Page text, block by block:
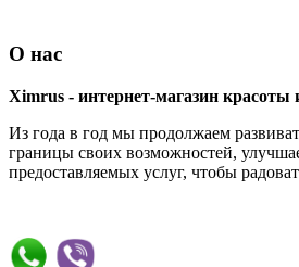
О нас
Ximrus - интернет-магазин красоты
Из года в год мы продолжаем
границы своих возможностей,
предоставляемых услуг, чтобы